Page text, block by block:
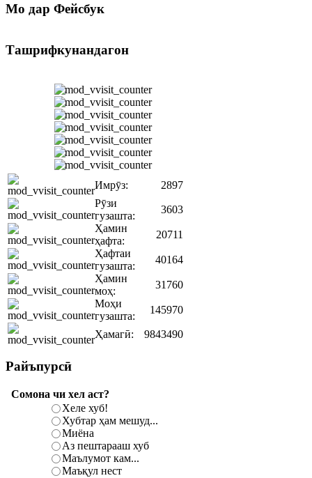
Мо дар Фейсбук
Ташрифкунандагон
Имрӯз:
2897
Рӯзи
гузашта:
3603
Ҳамин
ҳафта:
20711
Ҳафтаи
гузашта:
40164
Ҳамин
моҳ:
31760
Моҳи
гузашта:
145970
Ҳамагӣ: 9843490
Райъпурсӣ
Сомона чи хел аст?
Хеле хуб!
Хубтар ҳам мешуд...
Миёна
Аз пештарааш хуб
Маълумот кам...
Маъқул нест